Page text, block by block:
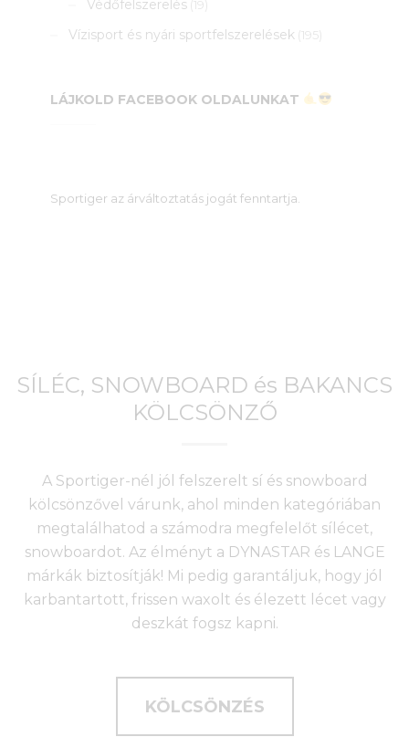
Védőfelszerelés (19)
Vízisport és nyári sportfelszerelések (195)
LÁJKOLD FACEBOOK OLDALUNKAT
Sportiger az árváltoztatás jogát fenntartja.
SÍLÉC, SNOWBOARD és BAKANCS
KÖLCSÖNZŐ
A Sportiger-nél jól felszerelt sí és snowboard
kölcsönzővel várunk, ahol minden kategóriában
megtalálhatod a számodra megfelelőt sílécet,
snowboardot. Az élményt a DYNASTAR és LANGE
márkák biztosítják! Mi pedig garantáljuk, hogy jól
karbantartott, frissen waxolt és élezett lécet vagy
deszkát fogsz kapni.
KÖLCSÖNZÉS